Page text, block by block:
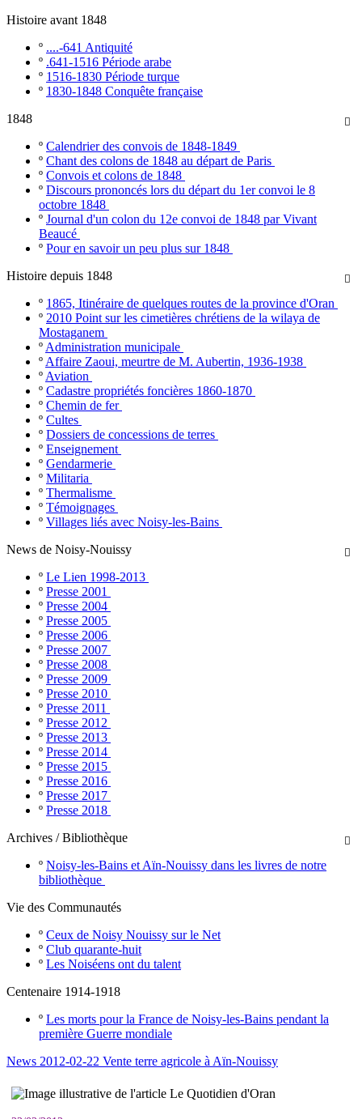
Histoire avant 1848
º ....-641 Antiquité
º .641-1516 Période arabe
º 1516-1830 Période turque
º 1830-1848 Conquête française

1848
º Calendrier des convois de 1848-1849
º Chant des colons de 1848 au départ de Paris
º Convois et colons de 1848
º Discours prononcés lors du départ du 1er convoi le 8
octobre 1848
º Journal d'un colon du 12e convoi de 1848 par Vivant
Beaucé
º Pour en savoir un peu plus sur 1848

Histoire depuis 1848
º 1865, Itinéraire de quelques routes de la province d'Oran
º 2010 Point sur les cimetières chrétiens de la wilaya de
Mostaganem
º Administration municipale
º Affaire Zaoui, meurtre de M. Aubertin, 1936-1938
º Aviation
º Cadastre propriétés foncières 1860-1870
º Chemin de fer
º Cultes
º Dossiers de concessions de terres
º Enseignement
º Gendarmerie
º Militaria
º Thermalisme
º Témoignages
º Villages liés avec Noisy-les-Bains

News de Noisy-Nouissy
º Le Lien 1998-2013
º Presse 2001
º Presse 2004
º Presse 2005
º Presse 2006
º Presse 2007
º Presse 2008
º Presse 2009
º Presse 2010
º Presse 2011
º Presse 2012
º Presse 2013
º Presse 2014
º Presse 2015
º Presse 2016
º Presse 2017
º Presse 2018

Archives / Bibliothèque
º Noisy-les-Bains et Aïn-Nouissy dans les livres de notre
bibliothèque
Vie des Communautés
º Ceux de Noisy Nouissy sur le Net
º Club quarante-huit
º Les Noiséens ont du talent
Centenaire 1914-1918
º Les morts pour la France de Noisy-les-Bains pendant la
première Guerre mondiale
News 2012-02-22 Vente terre agricole à Aïn-Nouissy